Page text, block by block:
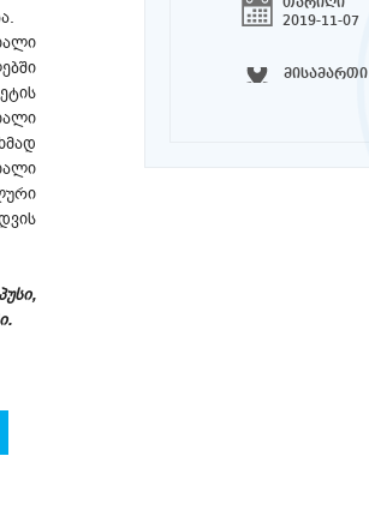
თარიღი
2019-11-07
მისამართი